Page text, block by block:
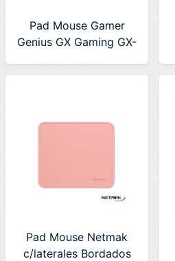
Pad Mouse Gamer
Genius GX Gaming GX-
Pad Mouse Netmak
c/laterales Bordados